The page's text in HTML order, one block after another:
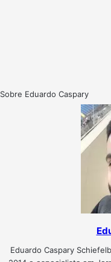
Sobre Eduardo Caspary
Eduardo Caspary